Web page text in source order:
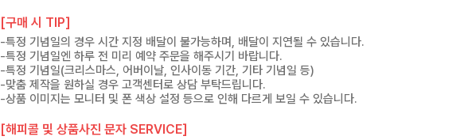
[구매 시 TIP]
-특정 기념일의 경우 시간 지정 배달이 불가능하며, 배달이 지연될 수 있습니다.
-특정 기념일엔 하루 전 미리 예약 주문을 해주시기 바랍니다.
-특정 기념일(크리스마스, 어버이날, 인사이동 기간, 기타 기념일 등)
-맞춤 제작을 원하실 경우 고객센터로 상담 부탁드립니다.
-상품 이미지는 모니터 및 폰 색상 설정 등으로 인해 다르게 보일 수 있습니다.
[해피콜 및 상품사진 문자 SERVICE]